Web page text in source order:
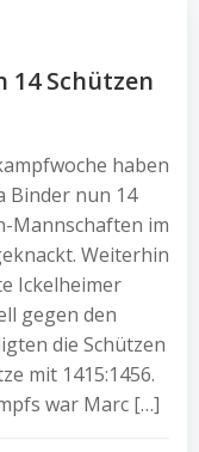
14 Schützen
haben
Binder nun 14
Mannschaften im
Weiterhin
Ickelheimer
gegen den
die Schützen
mit 1415:1456.
war Marc […]